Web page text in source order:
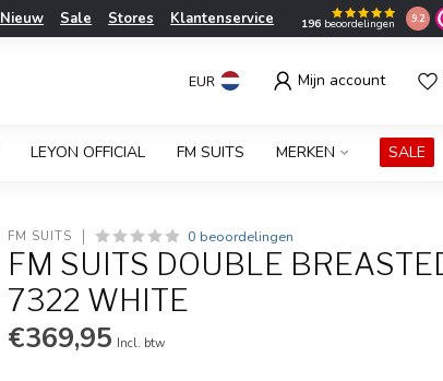
Nieuw Sale Stores Klantenservice 196 beoordelingen 9.2
EUR Mijn account
LEYON OFFICIAL FM SUITS MERKEN SALE
FM SUITS 0 beoordelingen
FM SUITS DOUBLE
7322 WHITE
€369,95 Incl. btw